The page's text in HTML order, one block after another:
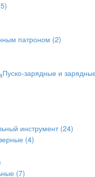
патроном (2)
Пуско-зарядные и
инструмент(24)
(4)
(7)